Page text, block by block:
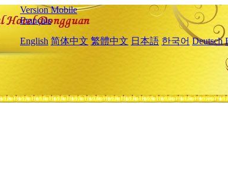
Version Mobile
Français
English 简体中文 繁體中文 日本語 한국어 Deutsch